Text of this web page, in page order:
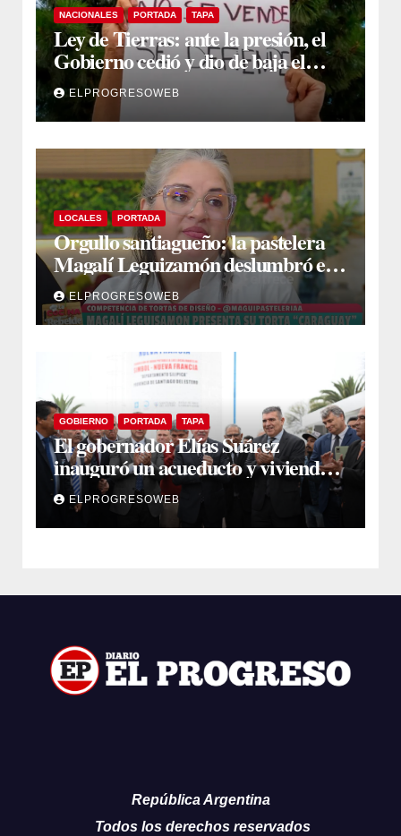
NACIONALES PORTADA TAPA
Ley de Tierras: ante la presión, el
Gobierno cedió y dio de baja el
capítulo de la polémica
ELPROGRESOWEB
LOCALES PORTADA
Orgullo santiagueño: la pastelera
Magalí Leguizamón deslumbró en
Canal 13 con su torta “Caraguay” y
ganó la competencia
ELPROGRESOWEB
GOBIERNO PORTADA TAPA
El gobernador Elías Suárez
inauguró un acueducto y viviendas
sociales en El Simbol y Nueva
Francia
ELPROGRESOWEB
República Argentina
Todos los derechos reservados